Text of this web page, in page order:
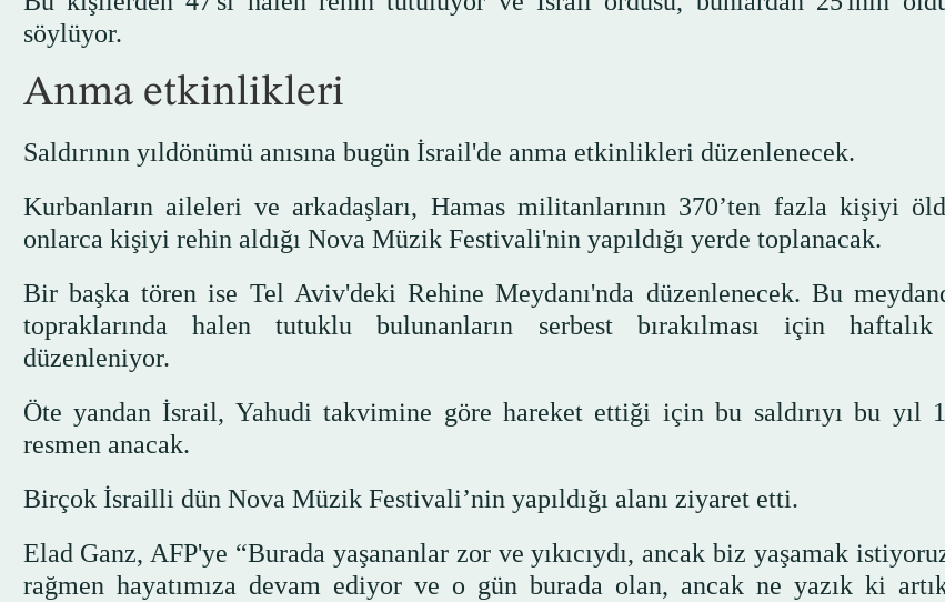
söylüyor.
Anma etkinlikleri
Saldırının yıldönümü anısına bugün İsrail'de anma etkinlikleri düzenlenecek.
Kurbanların aileleri ve arkadaşları, Hamas militanlarının 370’ten fazla kişiyi
onlarca kişiyi rehin aldığı Nova Müzik Festivali'nin yapıldığı yerde toplanacak.
Bir başka tören ise Tel Aviv'deki Rehine Meydanı'nda düzenlenecek. Bu
topraklarında halen tutuklu bulunanların serbest bırakılması için
düzenleniyor.
Öte yandan İsrail, Yahudi takvimine göre hareket ettiği için bu saldırıyı bu yıl
resmen anacak.
Birçok İsrailli dün Nova Müzik Festivali’nin yapıldığı alanı ziyaret etti.
Elad Ganz, AFP'ye “Burada yaşananlar zor ve yıkıcıydı, ancak biz yaşamak
rağmen hayatımıza devam ediyor ve o gün burada olan, ancak ne yazık ki